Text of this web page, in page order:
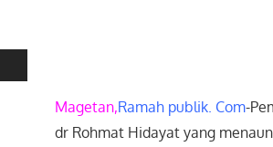
Magetan,Ramah publik. Com-
dr Rohmat Hidayat yang